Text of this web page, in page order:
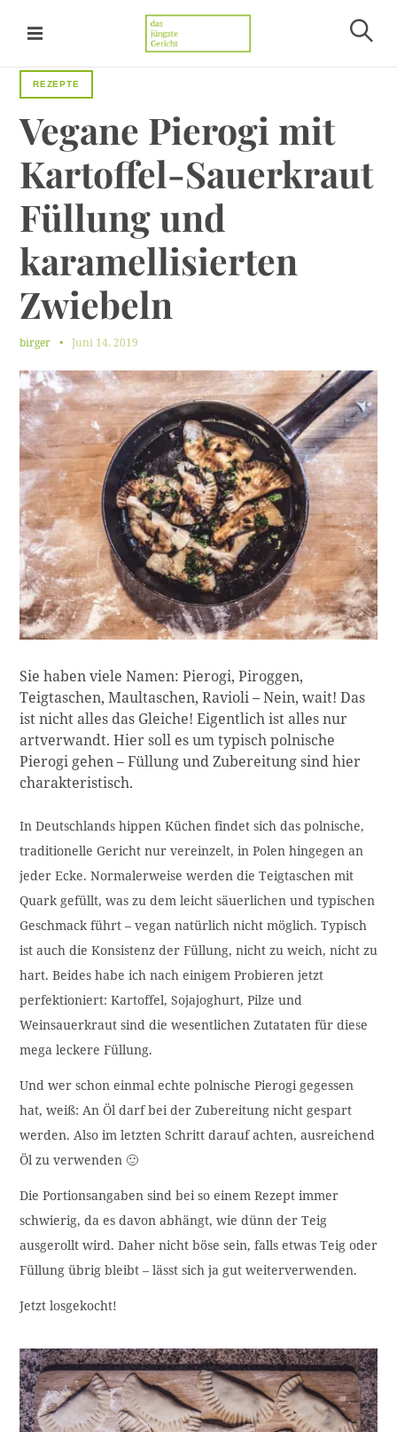
Das jüngste Gericht
u
REZEPTE
Vegane Pierogi mit
Kartoffel-Sauerkraut
Füllungund
karamellisierten
Zwiebeln
birger Juni 14, 2019
Sie haben viele Namen: Pierogi, Piroggen,
Teigtaschen, Maultaschen, Ravioli – Nein, wait! Das
ist nicht alles das Gleiche! Eigentlich ist alles nur
artverwandt. Hier soll es um typisch polnische
Pierogi gehen – Füllung und Zubereitung sind hier
charakteristisch.
In Deutschlands hippen Küchen findet sich das polnische,
traditionelle Gericht nur vereinzelt, in Polen hingegen an
jeder Ecke. Normalerweise werden die Teigtaschen mit
Quark gefüllt, was zu dem leicht säuerlichen und typischen
Geschmack führt – vegan natürlich nicht möglich. Typisch
ist auch die Konsistenz der Füllung, nicht zu weich, nicht zu
hart. Beides habe ich nach einigem Probieren jetzt
perfektioniert: Kartoffel, Sojajoghurt, Pilze und
Weinsauerkraut sind die wesentlichen Zutataten für diese
mega leckere Füllung.
Und wer schon einmal echte polnische Pierogi gegessen
hat, weiß: An Öl darf bei der Zubereitung nicht gespart
werden. Also im letzten Schritt darauf achten, ausreichend
Öl zu verwenden 🙂
Die Portionsangaben sind bei so einem Rezept immer
schwierig, da es davon abhängt, wie dünn der Teig
ausgerollt wird. Daher nicht böse sein, falls etwas Teig oder
Füllung übrig bleibt – lässt sich ja gut weiterverwenden.
Jetzt losgekocht!